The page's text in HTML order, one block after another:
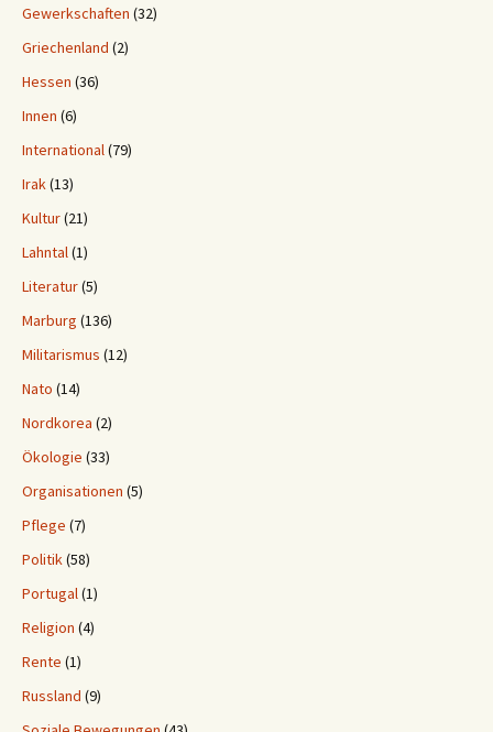
Gewerkschaften (32)
Griechenland (2)
Hessen (36)
Innen (6)
International(79)
Irak(13)
Kultur(21)
Lahntal(1)
Literatur(5)
Marburg (136)
Militarismus (12)
Nato (14)
Nordkorea (2)
Ökologie (33)
Organisationen (5)
Pflege (7)
Politik(58)
Portugal(1)
Religion (4)
Rente (1)
Russland (9)